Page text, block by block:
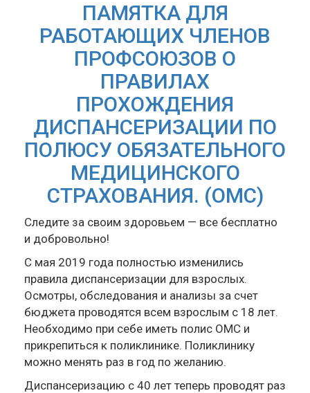
ПАМЯТКА ДЛЯ
РАБОТАЮЩИХ ЧЛЕНОВ
ПРОФСОЮЗОВ О
ПРАВИЛАХ
ПРОХОЖДЕНИЯ
ДИСПАНСЕРИЗАЦИИ ПО
ПОЛЮСУ ОБЯЗАТЕЛЬНОГО
МЕДИЦИНСКОГО
СТРАХОВАНИЯ. (ОМС)
Следите за своим здоровьем — все бесплатно
и добровольно!
С мая 2019 года полностью изменились
правила диспансеризации для взрослых.
Осмотры, обследования и анализы за счет
бюджета проводятся всем взрослым с 18 лет.
Необходимо при себе иметь полис ОМС и
прикрепиться к поликлинике. Поликлинику
можно менять раз в год по желанию.
Диспансеризацию с 40 лет теперь проводят раз